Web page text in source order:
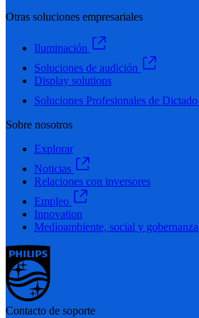
Otras soluciones empresariales
Iluminación
Soluciones de audición
Display solutions
Soluciones Profesionales de Dictado
Sobre nosotros
Explorar
Noticias
Relaciones con inversores
Empleo
Innovation
Medioambiente, social y gobernanza
Contacto de soporte